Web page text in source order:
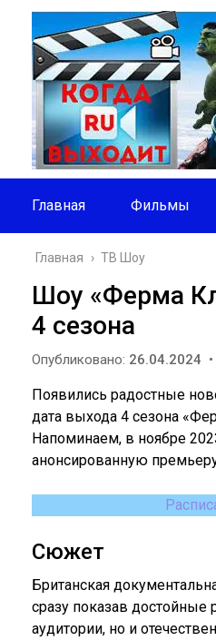
Главная Фильмы
Главная › ТВ Шоу
Шоу «Ферма
4 сезона
Опубликовано: 26.04.2024
Появились радостные
дата выхода 4 сезона
Напоминаем, в ноябре
анонсированную
Сюжет
Британская
сразу показав достойные
аудитории, но и